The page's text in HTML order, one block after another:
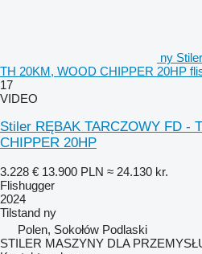
ny
TH 20KM, WOOD CHIPPER 20HP
17
VIDEO
Stiler RĘBAK TARCZOWY FD -
CHIPPER 20HP
3.228 € 13.900 PLN ≈ 24.130 kr.
Flishugger
2024
Tilstand ny
Polen, Sokołów Podlaski
STILER MASZYNY DLA